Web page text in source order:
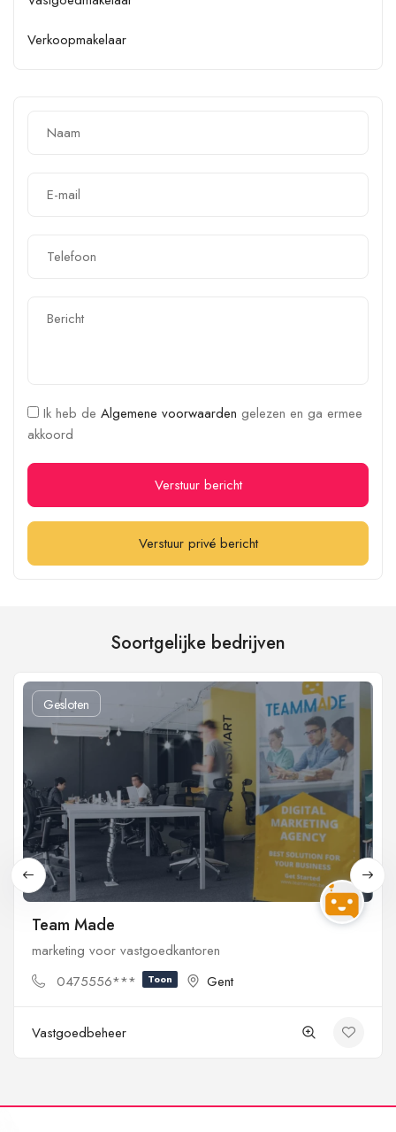
Verkoopmakelaar
Ik heb de Algemene voorwaarden gelezen en ga ermee
akkoord
Verstuur bericht
Verstuur privé bericht
Soortgelijke bedrijven
Gesloten
Team Made
marketing voor vastgoedkantoren
0475556***
Toon Gent
Vastgoedbeheer